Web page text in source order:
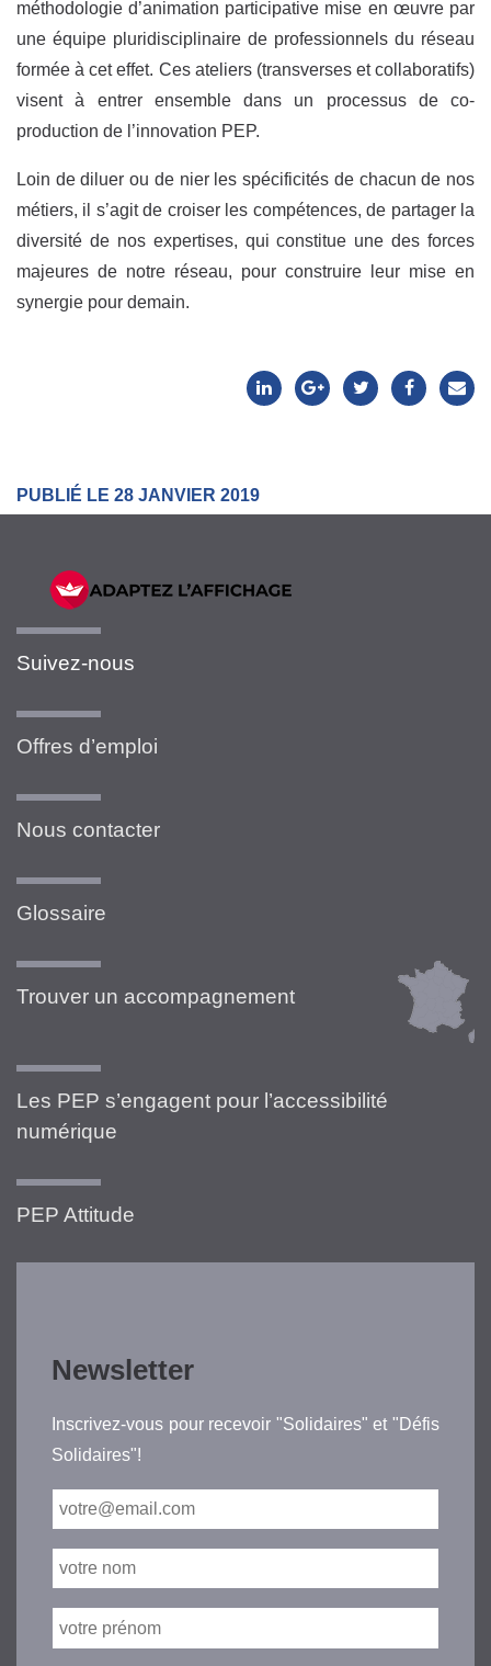
méthodologie d’animation participative mise en œuvre par
une équipe pluridisciplinaire de professionnels du réseau
formée à cet effet. Ces ateliers (transverses et collaboratifs)
visent à entrer ensemble dans un processus de co-
production de l’innovation PEP.
Loin de diluer ou de nier les spécificités de chacun de nos
métiers, il s’agit de croiser les compétences, de partager la
diversité de nos expertises, qui constitue une des forces
majeures de notre réseau, pour construire leur mise en
synergie pour demain.
PUBLIÉ LE 28 JANVIER 2019
Suivez-nous
Offres d’emploi
Nous contacter
Glossaire
Trouver un accompagnement
Les PEP s’engagent pour l’accessibilité
numérique
PEP Attitude
Newsletter
Inscrivez-vous pour recevoir "Solidaires" et "Défis
Solidaires"!